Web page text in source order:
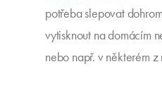
potřeba slepovat
vytisknout na domácím
nebo např. v některém